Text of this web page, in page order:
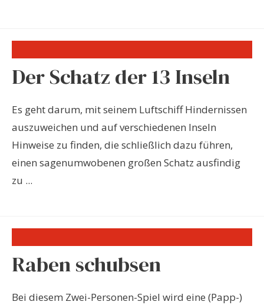
Der Schatz der 13 Inseln
Es geht darum, mit seinem Luftschiff Hindernissen
auszuweichen und auf verschiedenen Inseln
Hinweise zu finden, die schließlich dazu führen,
einen sagenumwobenen großen Schatz ausfindig
zu ...
Raben schubsen
Bei diesem Zwei-Personen-Spiel wird eine (Papp-)